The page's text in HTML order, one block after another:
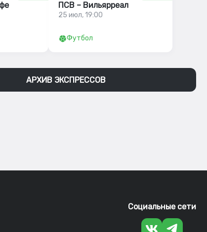
ПСВ – Вильярреал
25 июл, 19:00
Футбол
АРХИВ ЭКСПРЕССОВ
Социальные сети